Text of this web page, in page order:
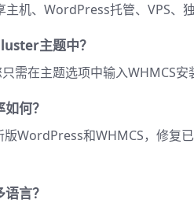
机、WordPress托管、VPS、
主题中？
需在主题选项中输入WHMCS安
何？
WordPress和WHMCS，修复
言？